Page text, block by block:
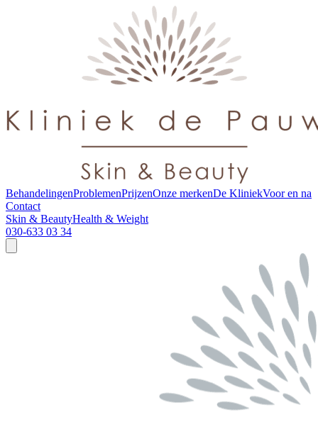
BehandelingenProblemenPrijzenOnze merkenDe KliniekVoor en na
Contact
Skin & BeautyHealth & Weight
030-633 03 34